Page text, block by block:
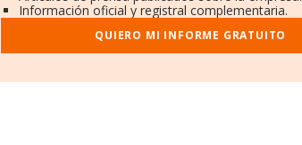
Información oficial y registral complementaria.
QUIERO MI INFORME GRATUITO